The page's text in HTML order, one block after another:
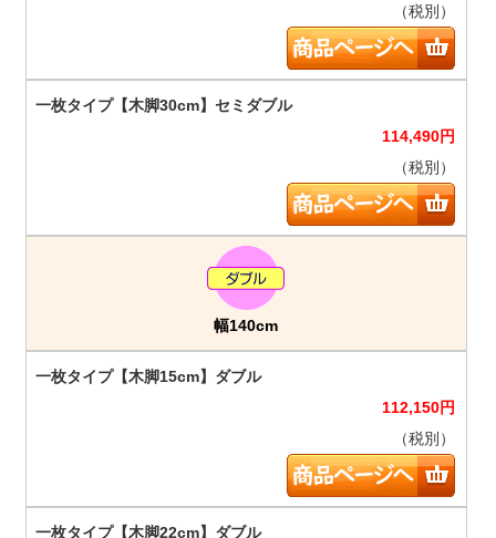
（税別）
114,490円
（税別）
幅140cm
112,150円
（税別）